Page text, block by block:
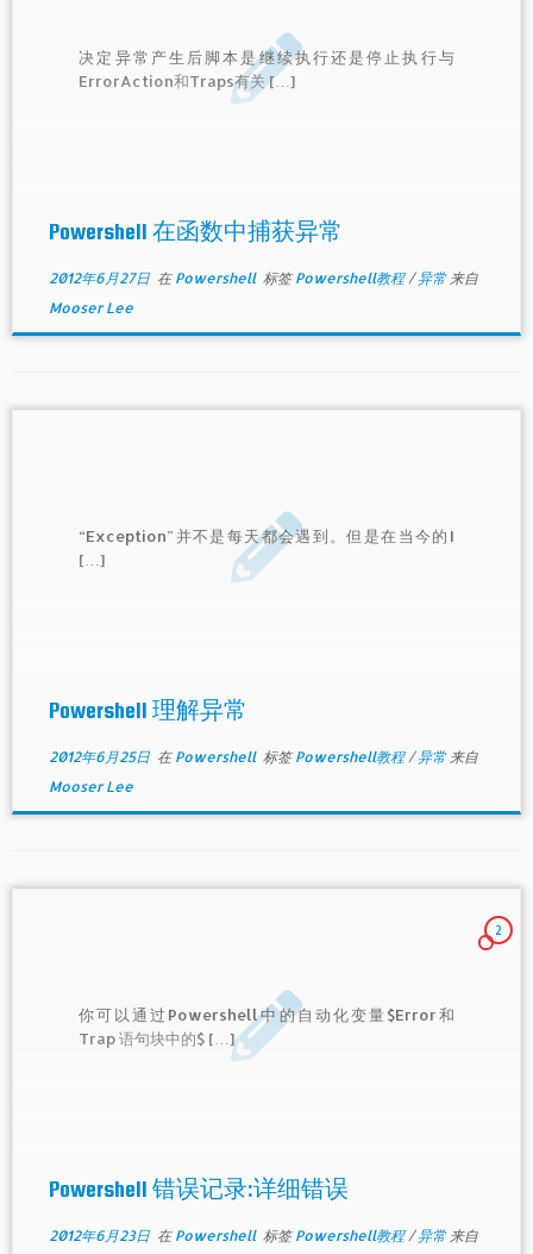
决定异常产生后脚本是继续执行还是停止执行与
ErrorAction和Traps有关 […]
Powershell 在函数中捕获异常
2012年6月27日在 Powershell 标签Powershell教程/异常 来自
Mooser Lee
“Exception”并不是每天都会遇到。但是在当今的I
[…]
Powershell 理解异常
2012年6月25日在 Powershell 标签Powershell教程/异常 来自
Mooser Lee
2
你可以通过Powershell中的自动化变量$Error和
Trap 语句块中的$ […]
Powershell 错误记录:详细错误
2012年6月23日在 Powershell 标签Powershell教程/异常 来自